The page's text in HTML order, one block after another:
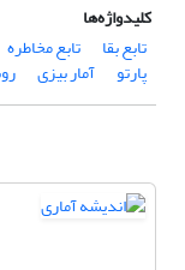
کلیدواژه‌ها
تابع بقا
تابع مخاطره
پارتو آمار بیزی